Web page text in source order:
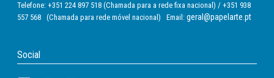
Telefone: +351 224 897 518 (Chamada para a rede fixa nacional) / +351 938
557 568 (Chamada para rede móvel nacional) Email: geral@papelarte.pt
Social